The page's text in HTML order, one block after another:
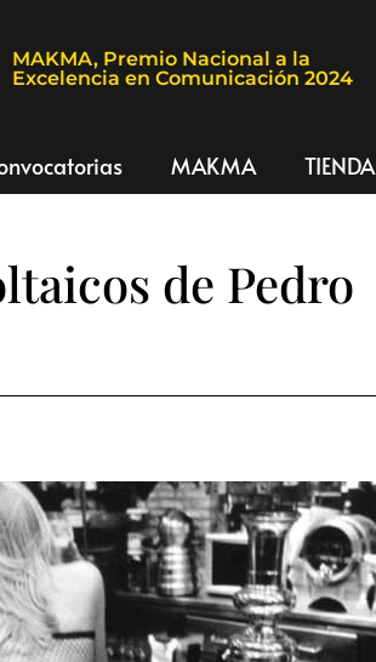
MAKMA, Premio Nacional a la
Excelencia en Comunicación 2024
MAKMA TIENDA
de Pedro